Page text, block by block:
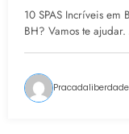
10 SPAS Incríveis em
BH? Vamos te
Pracadaliberdade